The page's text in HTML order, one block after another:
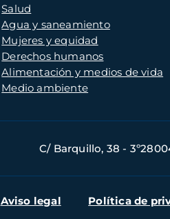
Salud
Agua y saneamiento
Mujeres y equidad
Derechos humanos
Alimentación y medios de vida
Medio ambiente
C/ Barquillo, 38 -
Aviso legal Política de